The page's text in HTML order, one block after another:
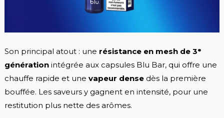
Son principal atout : une résistance en mesh de 3ᵉ
générationintégrée aux capsules Blu Bar, qui offre une
chauffe rapide et une vapeur densedès la première
bouffée. Les saveurs y gagnent en intensité, pour une
restitution plus nette des arômes.